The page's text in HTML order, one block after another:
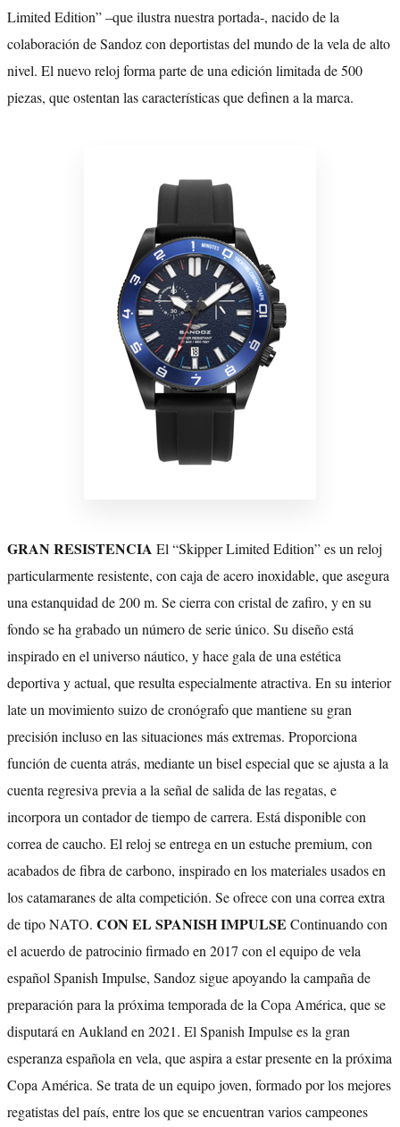
Limited Edition” –que ilustra nuestra portada-, nacido de la
colaboración de Sandoz con deportistas del mundo de la vela de alto
nivel. El nuevo reloj forma parte de una edición limitada de 500
piezas, que ostentan las características que definen a la marca.
GRAN RESISTENCIA El “Skipper Limited Edition” es un reloj
particularmente resistente, con caja de acero inoxidable, que asegura
una estanquidad de 200 m. Se cierra con cristal de zafiro, y en su
fondo se ha grabado un número de serie único. Su diseño está
inspirado en el universo náutico, y hace gala de una estética
deportiva y actual, que resulta especialmente atractiva. En su interior
late un movimiento suizo de cronógrafo que mantiene su gran
precisión incluso en las situaciones más extremas. Proporciona
función de cuenta atrás, mediante un bisel especial que se ajusta a la
cuenta regresiva previa a la señal de salida de las regatas, e
incorpora un contador de tiempo de carrera. Está disponible con
correa de caucho. El reloj se entrega en un estuche premium, con
acabados de fibra de carbono, inspirado en los materiales usados en
los catamaranes de alta competición. Se ofrece con una correa extra
de tipo NATO. CON EL SPANISH IMPULSE Continuando con
el acuerdo de patrocinio firmado en 2017 con el equipo de vela
español Spanish Impulse, Sandoz sigue apoyando la campaña de
preparación para la próxima temporada de la Copa América, que se
disputará en Aukland en 2021. El Spanish Impulse es la gran
esperanza española en vela, que aspira a estar presente en la próxima
Copa América. Se trata de un equipo joven, formado por los mejores
regatistas del país, entre los que se encuentran varios campeones